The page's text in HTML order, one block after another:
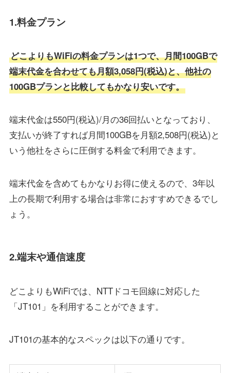
1.料金プラン
どこよりもWiFiの料金プランは1つで、月間100GBで
端末代金を合わせても月額3,058円(税込)と、他社の
100GBプランと比較してもかなり安いです。
端末代金は550円(税込)/月の36回払いとなっており、
支払いが終了すれば月間100GBを月額2,508円(税込)と
いう他社をさらに圧倒する料金で利用できます。
端末代金を含めてもかなりお得に使えるので、3年以
上の長期で利用する場合は非常におすすめできるでし
ょう。
2.端末や通信速度
どこよりもWiFiでは、NTTドコモ回線に対応した
「JT101」を利用することができます。
JT101の基本的なスペックは以下の通りです。